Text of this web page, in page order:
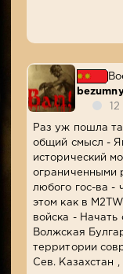
Раз уж пошла
общий смысл -
исторический
ограниченными
любого гос-ва -
этом как в
войска - Начать
Волжская
территории
Сев. Казахстан